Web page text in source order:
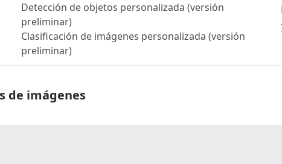
Detección de objetos personalizada (versión
preliminar)
Clasificación de imágenes personalizada (versión
preliminar)
de imágenes